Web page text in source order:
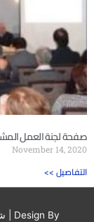
صفحة لجنة العمل
November 14, 2020
<< التفاصيل
| Design By